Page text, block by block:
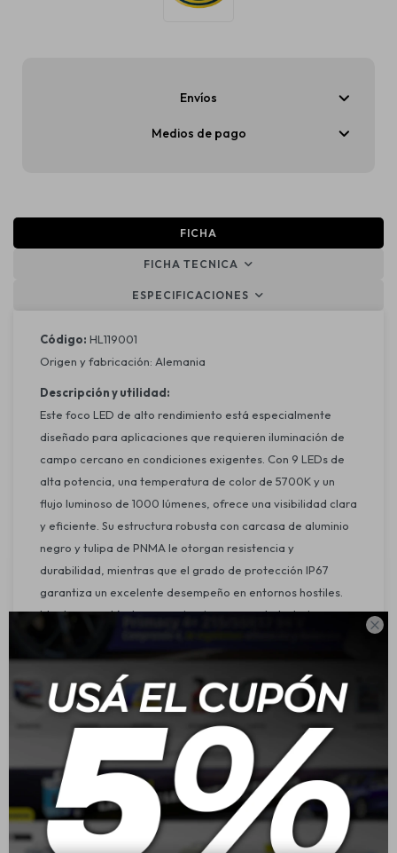

Envíos
Medios de pago
FICHA
FICHA TECNICA
ESPECIFICACIONES
Código: HL119001
Origen y fabricación: Alemania
Descripción y utilidad:
Este foco LED de alto rendimiento está especialmente
diseñado para aplicaciones que requieren iluminación de
campo cercano en condiciones exigentes. Con 9 LEDs de
alta potencia, una temperatura de color de 5700K y un
flujo luminoso de 1000 lúmenes, ofrece una visibilidad clara
y eficiente. Su estructura robusta con carcasa de aluminio
negro y tulipa de PNMA le otorgan resistencia y
durabilidad, mientras que el grado de protección IP67
garantiza un excelente desempeño en entornos hostiles.
Ideal para vehículos, maquinaria o zonas de trabajo
Tipo de luces: LED
Tipo de lámpara: LED
Tipo de montaje: Sujeción por estribo
Tipo de sujeción: Sistema de clips
Distribución de luz: Iluminación de campo cercano
Voltaje: 10–30 V
Consumo de potencia: 27 W
Flujo luminoso: 1000 lm